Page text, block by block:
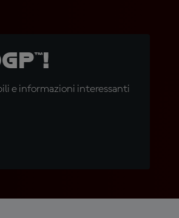
e informazioni interessanti